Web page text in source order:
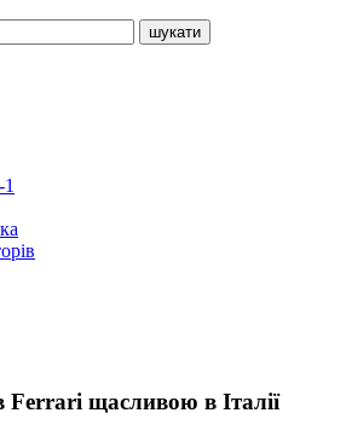
щасливою в Італії